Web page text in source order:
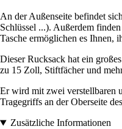
An der Außenseite befindet
Schlüssel ...). Außerdem
Tasche ermöglichen es Ihnen,
Dieser Rucksack hat ein
zu 15 Zoll, Stiftfächer und
Er wird mit zwei verstellbaren
Tragegriffs an der Oberseite
Zusätzliche Informationen